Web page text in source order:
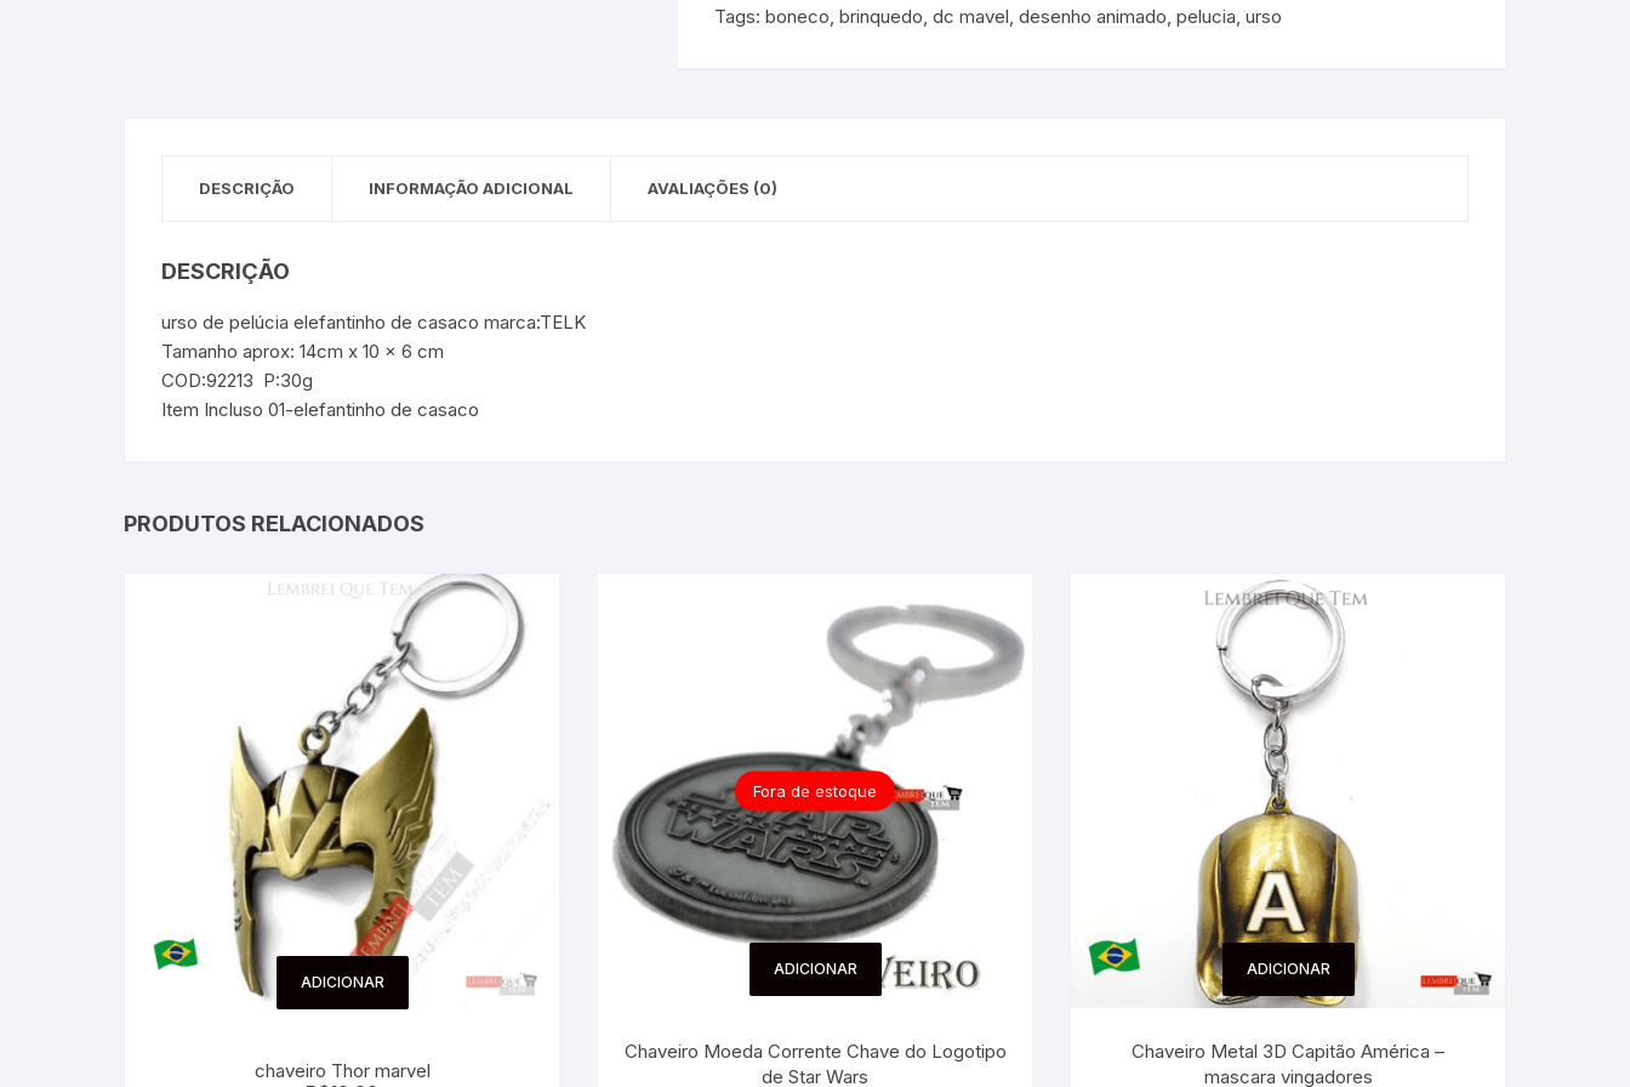
Tags: boneco, brinquedo, dc mavel, desenho animado, pelucia, urso
DESCRIÇÃO INFORMAÇÃO ADICIONAL AVALIAÇÕES (0)
DESCRIÇÃO
urso de pelúcia elefantinho de casaco marca:TELK
Tamanho aprox: 14cm x 10 x 6 cm
COD:92213 P:30g
Item Incluso 01-elefantinho de casaco
PRODUTOS RELACIONADOS
ADICIONAR
chaveiro Thor marvel
Fora de estoque
ADICIONAR
Chaveiro Moeda Corrente Chave do Logotipo
de Star Wars
ADICIONAR
Chaveiro Metal 3D Capitão América –
mascara vingadores